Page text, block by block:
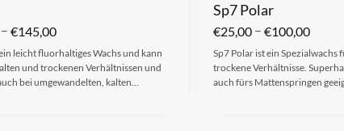
– €145,00
leicht fluorhaltiges Wachs und kann
und trockenen Verhältnissen und
bei umgewandelten, kalten…
Sp7 Polar
€25,00 – €100,00
Sp7 Polar ist ein Spezialwachs
trockene Verhältnisse.
auch fürs Mattenspringen